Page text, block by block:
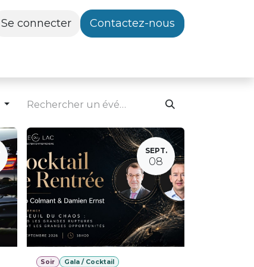
Se connecter Contactez-nous
SEPT.
08
Soir Gala / Cocktail